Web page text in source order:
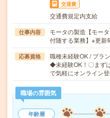
交通費
交通費規定内支給
仕事内容
モータの製造【モー
付随する業務】※更
応募資格
職種未経験OK / ブラ
◆未経験OK！〇まず
で気軽にオンライン
職場の雰囲気
年齢層